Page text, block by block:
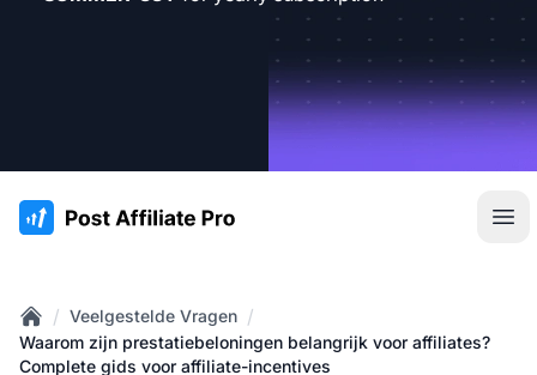
:site.title
Home
/ Veelgestelde Vragen /
Waarom zijn prestatiebeloningen belangrijk voor affiliates?
Complete gids voor affiliate-incentives